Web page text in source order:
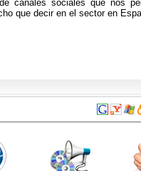
canales sociales que nos
que decir en el sector en